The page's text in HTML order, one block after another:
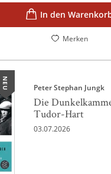
In den
Merken
NEU Peter Stephan Jungk
Die
Tudor-Hart
03.07.2026